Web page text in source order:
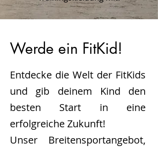
Werde ein FitKid!
Entdecke die Welt der FitKids
und gib deinem Kind den
besten Start in eine
erfolgreiche Zukunft!
Unser Breitensportangebot,